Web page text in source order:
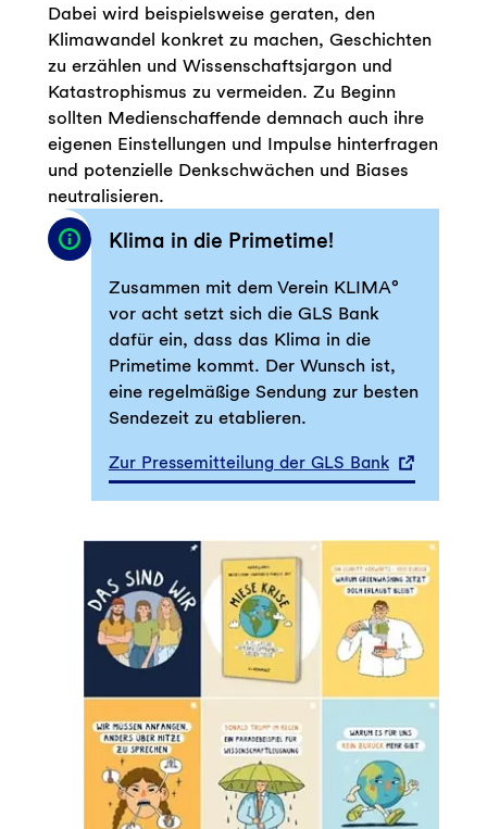
Dabei wird beispielsweise geraten, den
Klimawandel konkret zu machen, Geschichten
zu erzählen und Wissenschaftsjargon und
Katastrophismus zu vermeiden. Zu Beginn
sollten Medienschaffende demnach auch ihre
eigenen Einstellungen und Impulse hinterfragen
und potenzielle Denkschwächen und Biases
neutralisieren.
Klima in die Primetime!
Zusammen mit dem Verein KLIMA°
vor acht setzt sich die GLS Bank
dafür ein, dass das Klima in die
Primetime kommt. Der Wunsch ist,
eine regelmäßige Sendung zur besten
Sendezeit zu etablieren.
Zur Pressemitteilung der GLS Bank